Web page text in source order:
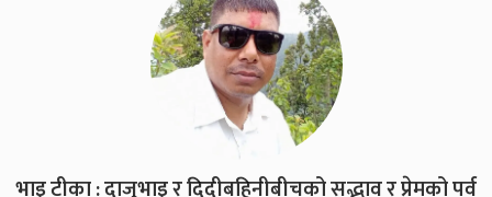
भाइ टीका : दाजुभाइ र दिदीबहिनीबीचको सद्भाव र प्रेमको पर्व